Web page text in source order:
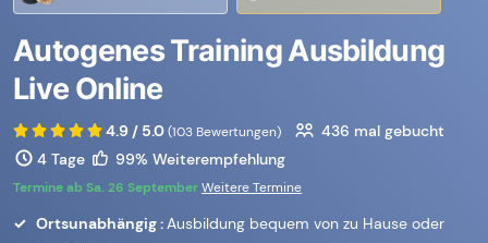
Autogenes Training Ausbildung
Live Online
4.9 / 5.0(103 Bewertungen) 436 mal gebucht
4 Tage
99% Weiterempfehlung
Termine ab Sa. 26 SeptemberWeitere Termine
Ortsunabhängig :Ausbildung bequem von zu Hause oder